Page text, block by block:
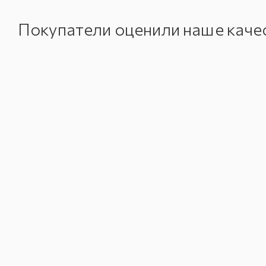
Покупатели оценили наше